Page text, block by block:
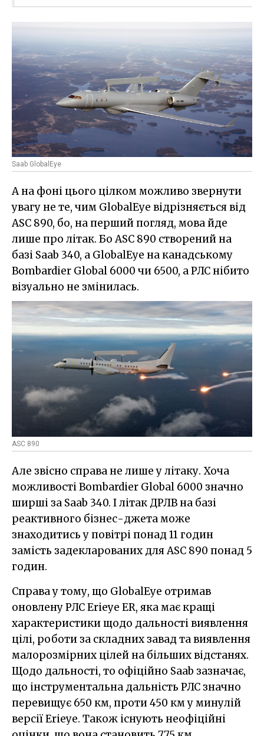
Saab GlobalEye
А на фоні цього цілком можливо звернути
увагу не те, чим GlobalEye відрізняється від
ASC 890, бо, на перший погляд, мова йде
лише про літак. Бо ASC 890 створений на
базі Saab 340, а GlobalEye на канадському
Bombardier Global 6000 чи 6500, а РЛС нібито
візуально не змінилась.
ASC 890
Але звісно справа не лише у літаку. Хоча
можливості Bombardier Global 6000 значно
ширші за Saab 340. І літак ДРЛВ на базі
реактивного бізнес-джета може
знаходитись у повітрі понад 11 годин
замість задекларованих для ASC 890 понад 5
годин.
Справа у тому, що GlobalEye отримав
оновлену РЛС Erieye ER, яка має кращі
характеристики щодо дальності виявлення
цілі, роботи за складних завад та виявлення
малорозмірних цілей на більших відстанях.
Щодо дальності, то офіційно Saab зазначає,
що інструментальна дальність РЛС значно
перевищує 650 км, проти 450 км у минулій
версії Erieye. Також існують неофіційні